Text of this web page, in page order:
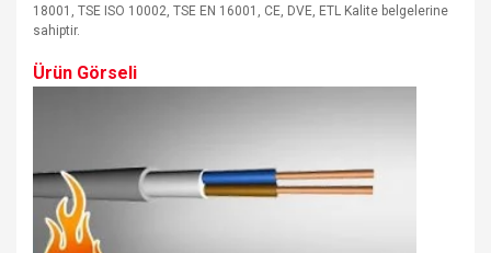
18001, TSE ISO 10002, TSE EN 16001, CE, DVE, ETL Kalite belgelerine
sahiptir.
Ürün Görseli